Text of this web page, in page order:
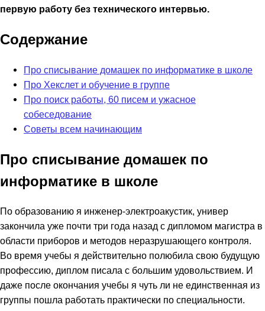
первую работу без технического интервью.
Содержание
Про списывание домашек по информатике в школе
Про Хекслет и обучение в группе
Про поиск работы, 60 писем и ужасное
собеседование
Советы всем начинающим
Про списывание домашек по
информатике в школе
По образованию я инженер-электроакустик, универ
закончила уже почти три года назад с дипломом магистра в
области приборов и методов неразрушающего контроля.
Во время учебы я действительно полюбила свою будущую
профессию, диплом писала с большим удовольствием. И
даже после окончания учебы я чуть ли не единственная из
группы пошла работать практически по специальности.